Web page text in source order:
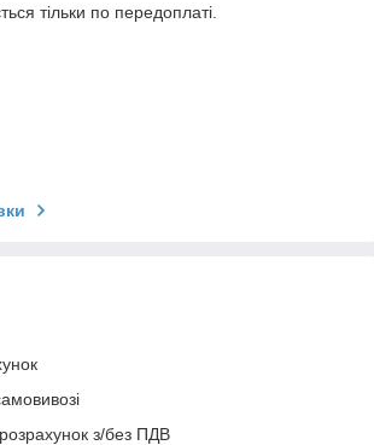
тільки по передоплаті.
розрахунок з/без ПДВ